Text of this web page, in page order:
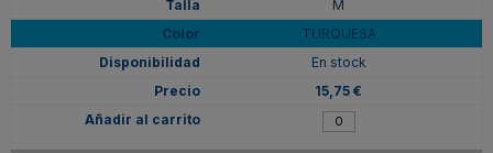
M
TURQUESA
En stock
15,75 €